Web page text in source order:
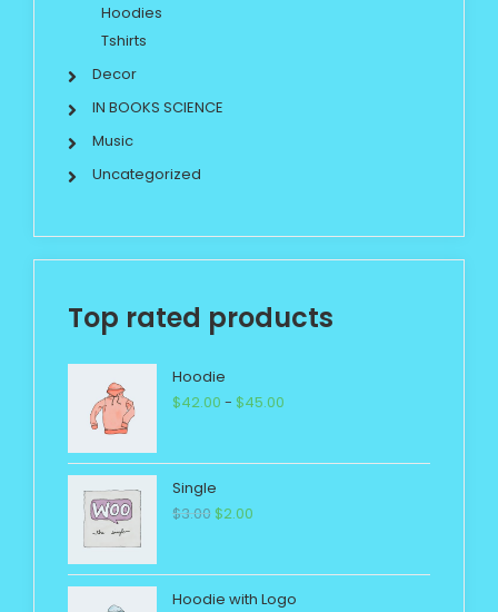
Hoodies
Tshirts
Decor
IN BOOKS SCIENCE
Music
Uncategorized
Top rated products
Hoodie
$42.00 - $45.00
Single
$3.00 $2.00
Hoodie with Logo